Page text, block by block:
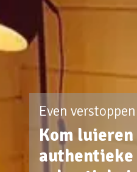
Even
Kom luieren
authentieke